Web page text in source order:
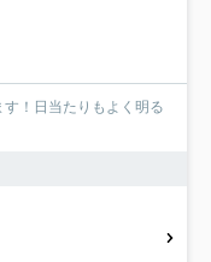
！日当たりもよく明る